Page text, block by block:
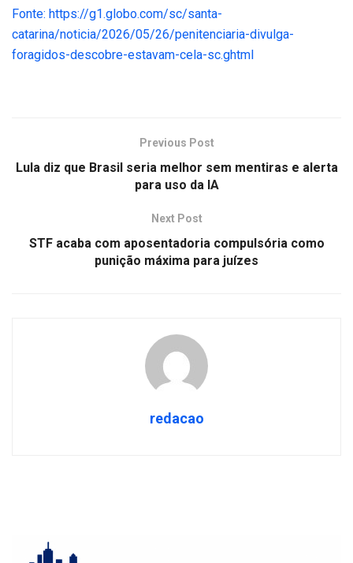
Fonte: https://g1.globo.com/sc/santa-
catarina/noticia/2026/05/26/penitenciaria-divulga-
foragidos-descobre-estavam-cela-sc.ghtml
Previous Post
Lula diz que Brasil seria melhor sem mentiras e alerta
para uso da IA
Next Post
STF acaba com aposentadoria compulsória como
punição máxima para juízes
redacao